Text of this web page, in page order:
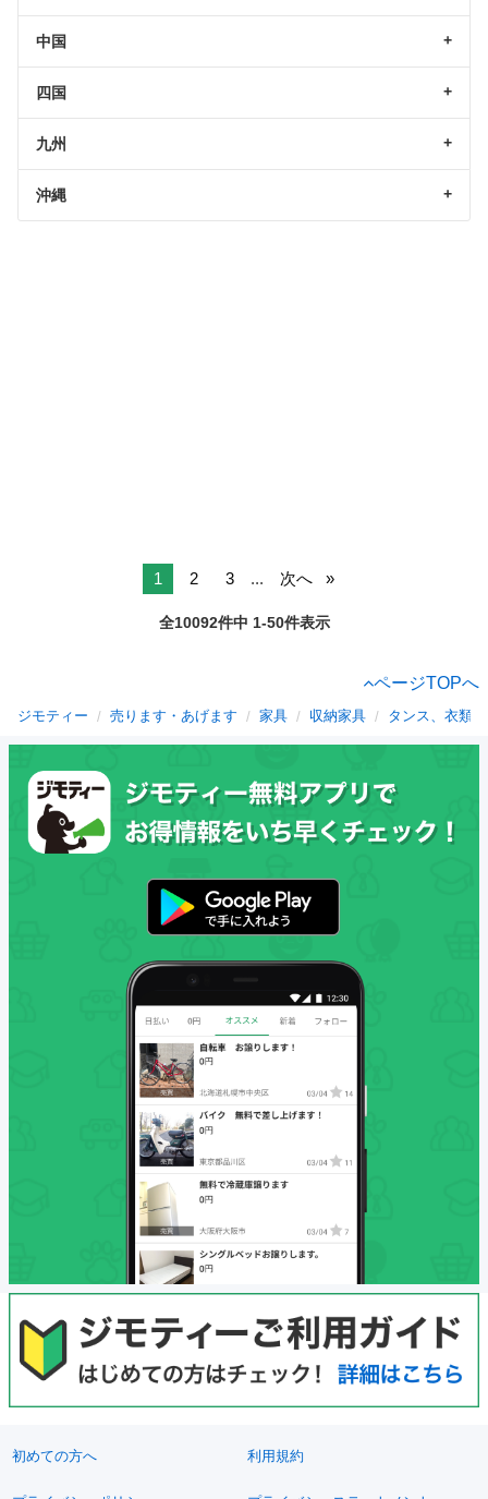
中国
四国
九州
沖縄
1 2 3 ... 次へ
全10092件中 1-50件表示
ページTOPへ
ジモティー 売ります・あげます 家具 収納家具 タンス、衣類
初めての方へ 利用規約